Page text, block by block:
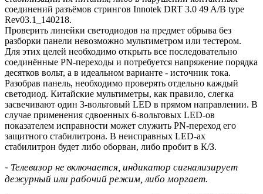
соединений разъёмов стрингов Innotek DRT 3.0 49 A/B type
Rev03.1_140218.
Проверить линейки светодиодов на предмет обрыва без
разборки панели невозможно мультиметром или тестером.
Для этих целей необходимо открыть все последовательно
соединённые PN-переходы и потребуется напряжение порядка
десятков вольт, а в идеальном варианте - источник тока.
Разобрав панель, необходимо проверять отдельно каждый
светодиод. Китайские мультиметры, как правило, слегка
засвечивают один 3-вольтовый LED в прямом направлении. В
случае применения сдвоенных 6-вольтовых LED-ов
показателем исправности может служить PN-переход его
защитного стабилитрона. В неисправных LED-ах
стабилитрон будет либо оборван, либо пробит в К/З.
- Телевизор не включается, индикатор сигнализирует
дежурный или рабочий режим, либо моргает.